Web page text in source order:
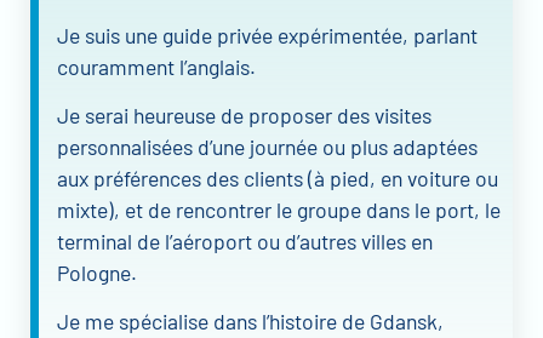
Je suis une guide privée expérimentée, parlant
couramment l’anglais.
Je serai heureuse de proposer des visites
personnalisées d’une journée ou plus adaptées
aux préférences des clients (à pied, en voiture ou
mixte), et de rencontrer le groupe dans le port, le
terminal de l’aéroport ou d’autres villes en
Pologne.
Je me spécialise dans l’histoire de Gdansk,